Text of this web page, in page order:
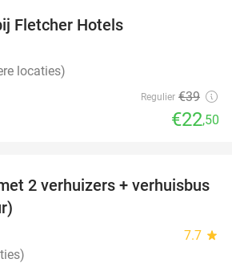
Fletcher Hotels
locaties)
Regulier €39
€22,50
80%
2 verhuizers + verhuisbus
7.7 star